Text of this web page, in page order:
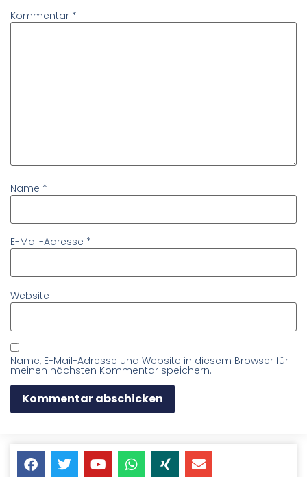
Kommentar *
Name *
E-Mail-Adresse *
Website
Name, E-Mail-Adresse und Website in diesem Browser für
meinen nächsten Kommentar speichern.